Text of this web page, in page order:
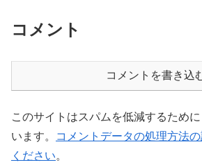
コメント
コメントを書き込
このサイトはスパムを低減するため
います。
コメントデータの処理方法
ください。